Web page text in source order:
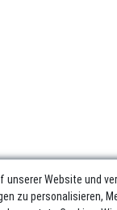
Website und
zu